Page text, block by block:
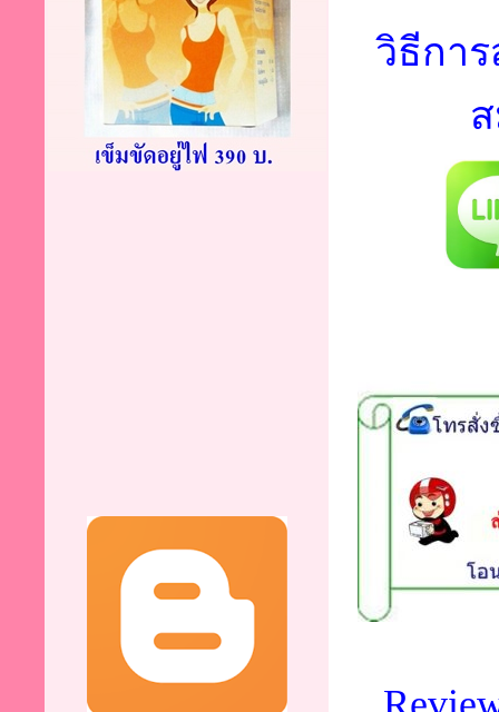
วิธีกา